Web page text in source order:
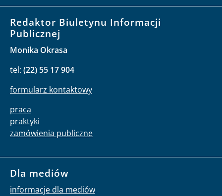
Redaktor Biuletynu Informacji
Publicznej
Monika Okrasa
tel: (22) 55 17 904
formularz kontaktowy
praca
praktyki
zamówienia publiczne
Dla mediów
informacje dla mediów